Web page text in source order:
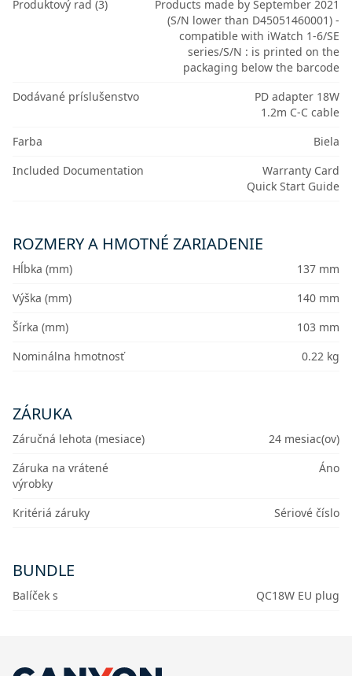
Produktový rad (3)
Products made by September 2021
(S/N lower than D45051460001) -
compatible with iWatch 1-6/SE
series/S/N : is printed on the
packaging below the barcode
Dodávané príslušenstvo
PD adapter 18W
1.2m C-C cable
Farba
Biela
Included Documentation
Warranty Card
Quick Start Guide
ROZMERY A HMOTNÉ ZARIADENIE
Hĺbka (mm)
137 mm
Výška (mm)
140 mm
Šírka (mm)
103 mm
Nominálna hmotnosť
0.22 kg
ZÁRUKA
Záručná lehota (mesiace)
24 mesiac(ov)
Záruka na vrátené
výrobky
Áno
Kritériá záruky Sériové číslo
BUNDLE
Balíček s QC18W EU plug